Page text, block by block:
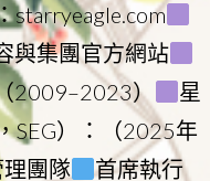
starryeagle.com
與集團官方網站
2009–2023）
星
SEG）：（2025年
理團隊
首席執行